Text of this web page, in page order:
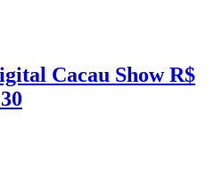
Cacau Show R$